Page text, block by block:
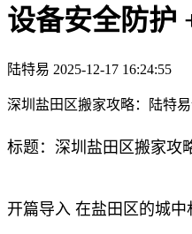
设备安全防护
陆特易 2025-12-17 16:24:55
深圳盐田区搬家攻略：陆特
标题：深圳盐田区搬家攻
开篇导入 在盐田区的城